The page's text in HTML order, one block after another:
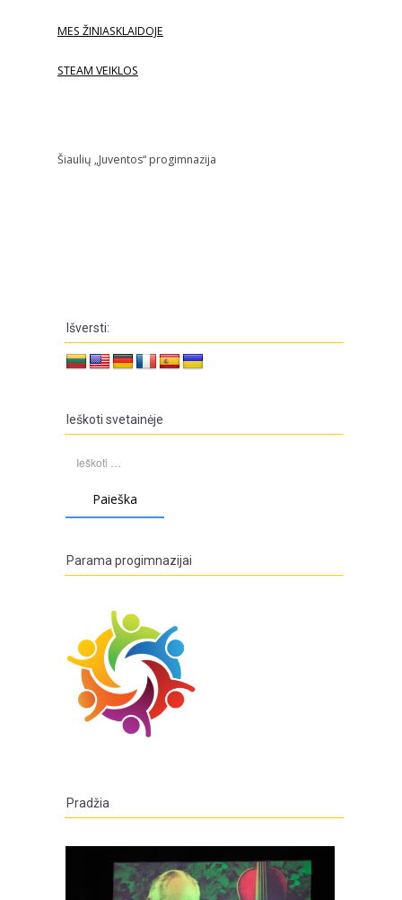
MES ŽINIASKLAIDOJE
STEAM VEIKLOS
Šiaulių „Juventos“ progimnazija
Išversti:
Ieškoti svetainėje
Parama progimnazijai
Pradžia